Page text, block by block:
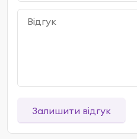
Залишити відгук